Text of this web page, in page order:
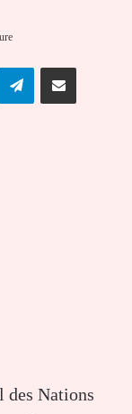
TelegramPartager par email
des Nations